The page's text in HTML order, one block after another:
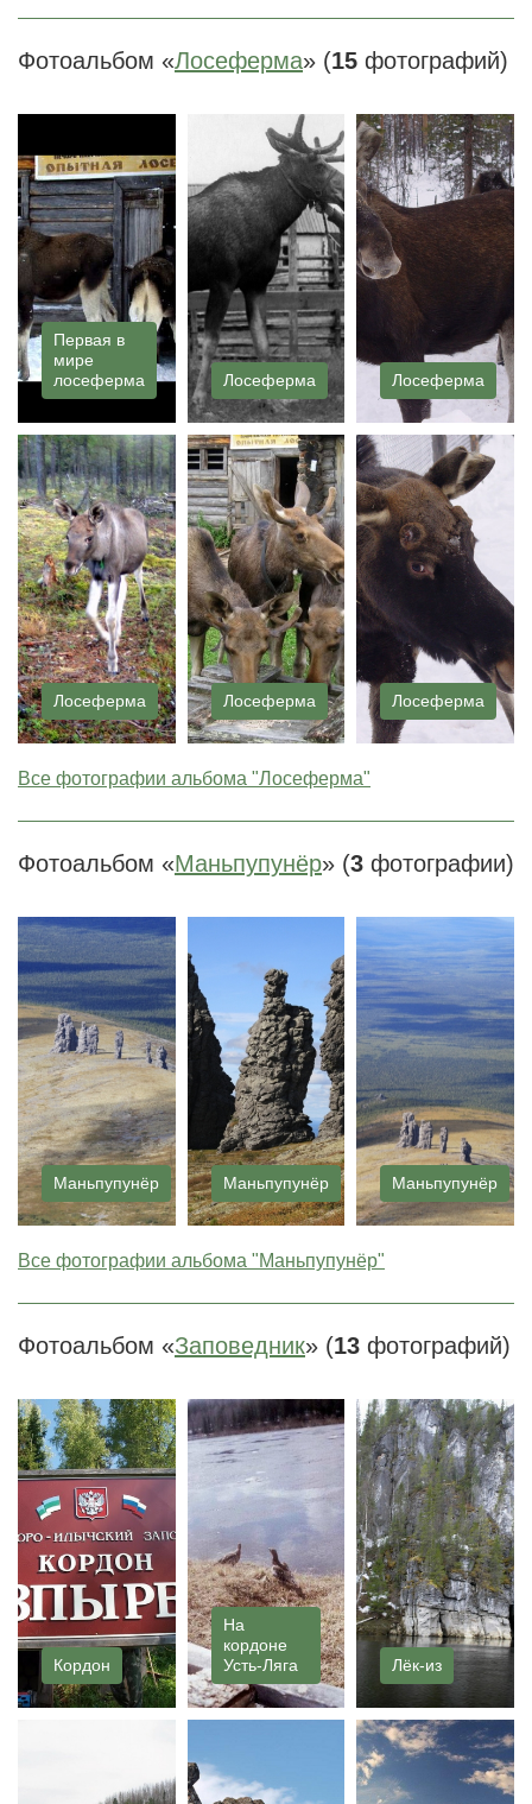
Фотоальбом «Лосеферма» (15 фотографий)
Первая в
мире
лосеферма
Лосеферма Лосеферма
Лосеферма Лосеферма Лосеферма
Все фотографии альбома "Лосеферма"
Фотоальбом «Маньпупунёр» (3 фотографии)
Маньпупунёр Маньпупунёр Маньпупунёр
Все фотографии альбома "Маньпупунёр"
Фотоальбом «Заповедник» (13 фотографий)
Кордон
На
кордоне
Усть-Ляга
Лёк-из